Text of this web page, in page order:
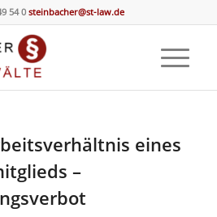
54 0steinbacher@st-law.de
eines
–